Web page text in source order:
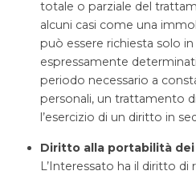
totale o parziale del
alcuni casi come una
può essere richiesta solo
espressamente
periodo necessario a
personali, un trattamento
l’esercizio di un diritto in
Diritto a a portabilità dei
L’Interessato ha il diritto